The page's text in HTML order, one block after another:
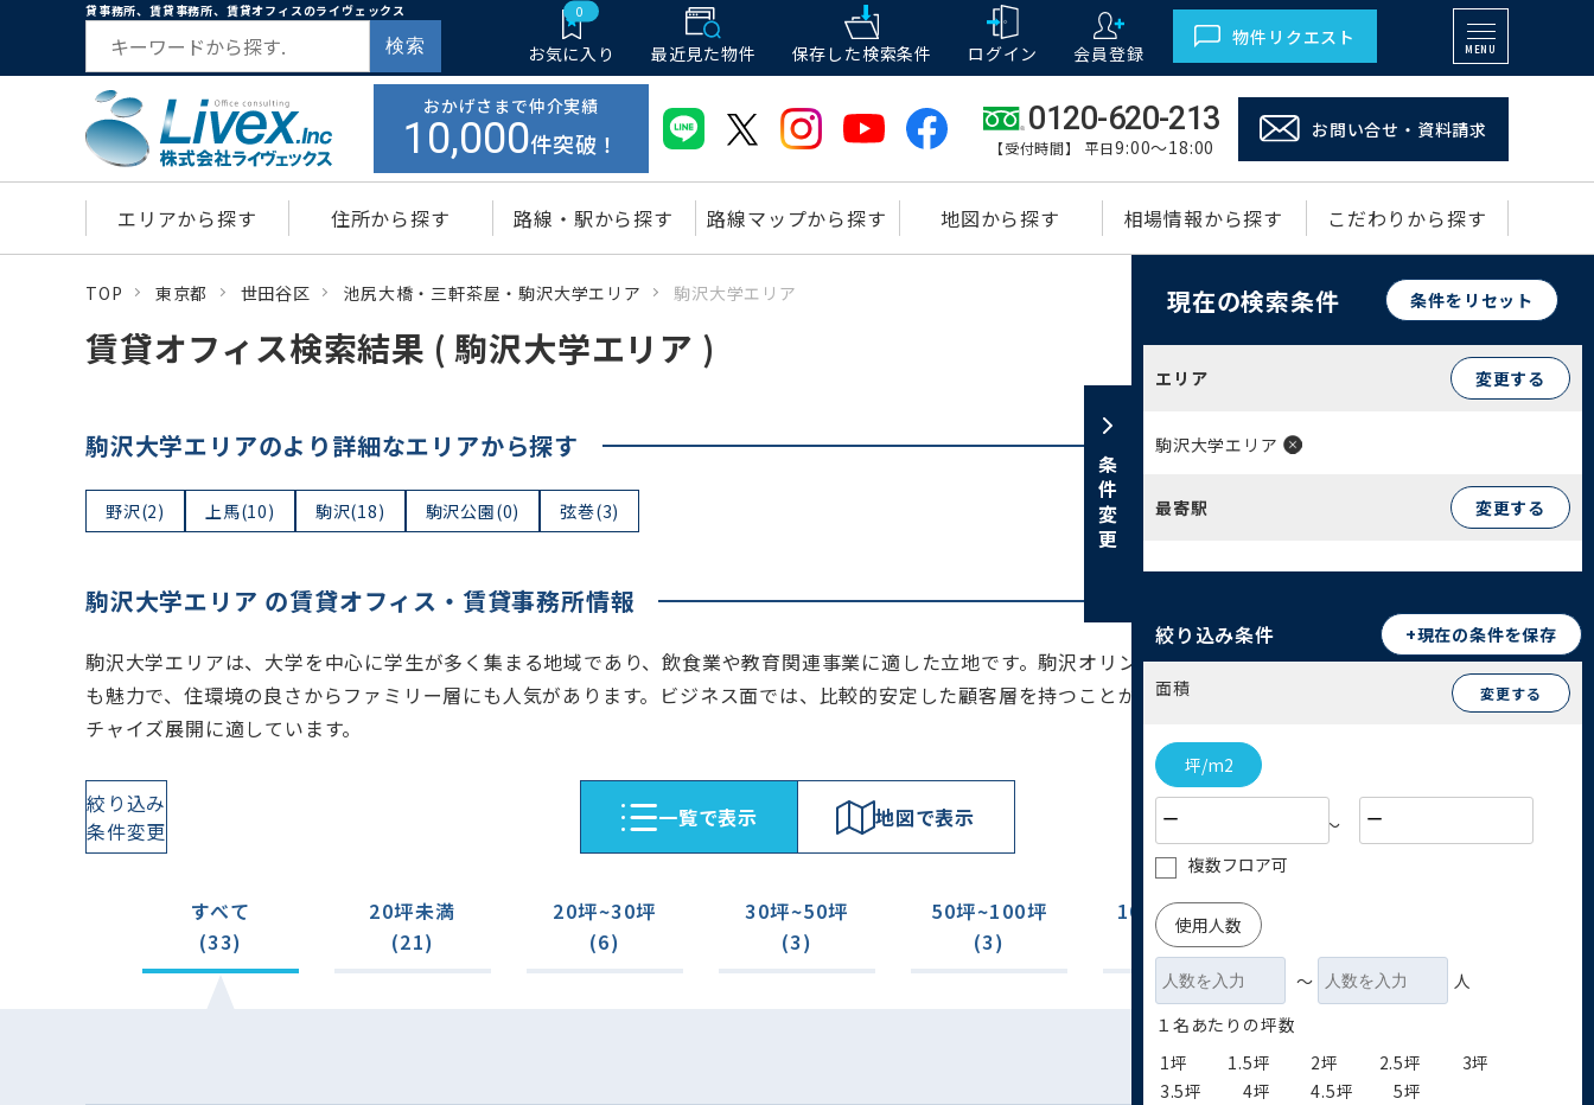
貸事務所、賃貸事務所、賃貸オフィスのライヴェックス
検索
0
お気に入り 最近見た物件 保存した検索条件 ログイン 会員登録
物件リクエスト
MENU
おかげさまで仲介実績
10,000件突破！
0120-620-213
【受付時間】 平日9:00～18:00
お問い合せ・資料請求
エリアから探す 住所から探す 路線・駅から探す 路線マップから探す 地図から探す 相場情報から探す こだわりから探す
TOP 東京都 世田谷区 池尻大橋・三軒茶屋・駒沢大学エリア 駒沢大学エリア
条件変更
現在の検索条件 条件をリセット
エリア 変更する
駒沢大学エリア
最寄駅 変更する
絞り込み条件 +現在の条件を保存
面積 変更する
坪/m2
〜
複数フロア可
使用人数
〜
人
１名あたりの坪数
1坪
1.5坪 2坪 2.5坪
3坪
3.5坪
4坪 4.5坪 5坪
賃貸オフィス検索結果 ( 駒沢大学エリア )
駒沢大学エリアのより詳細なエリアから探す
野沢(2) 上馬(10) 駒沢(18) 駒沢公園(0) 弦巻(3)
駒沢大学エリア の賃貸オフィス・賃貸事務所情報
駒沢大学エリアは、大学を中心に学生が多く集まる地域であり、飲食業や教育関連事業に適した立地です。駒沢オリンピック公園をはじめとする緑豊かな環境
も魅力で、住環境の良さからファミリー層にも人気があります。ビジネス面では、比較的安定した顧客層を持つことができ、地域密着型の小規模事業やフラン
チャイズ展開に適しています。
絞り込み
条件変更
⼀覧で表⽰ 地図で表⽰
すべて
(33)
20坪未満
(21)
20坪~30坪
(6)
30坪~50坪
(3)
50坪~100坪
(3)
100坪~200坪
(0)